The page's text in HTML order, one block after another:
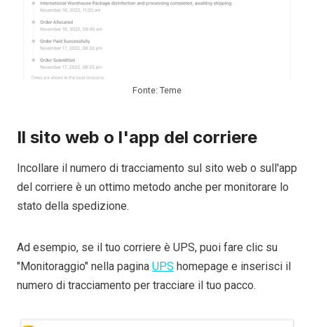
Fonte: Teme
Il sito web o l'app del corriere
Incollare il numero di tracciamento sul sito web o sull'app
del corriere è un ottimo metodo anche per monitorare lo
stato della spedizione.
Ad esempio, se il tuo corriere è UPS, puoi fare clic su
"Monitoraggio" nella pagina UPS homepage e inserisci il
numero di tracciamento per tracciare il tuo pacco.